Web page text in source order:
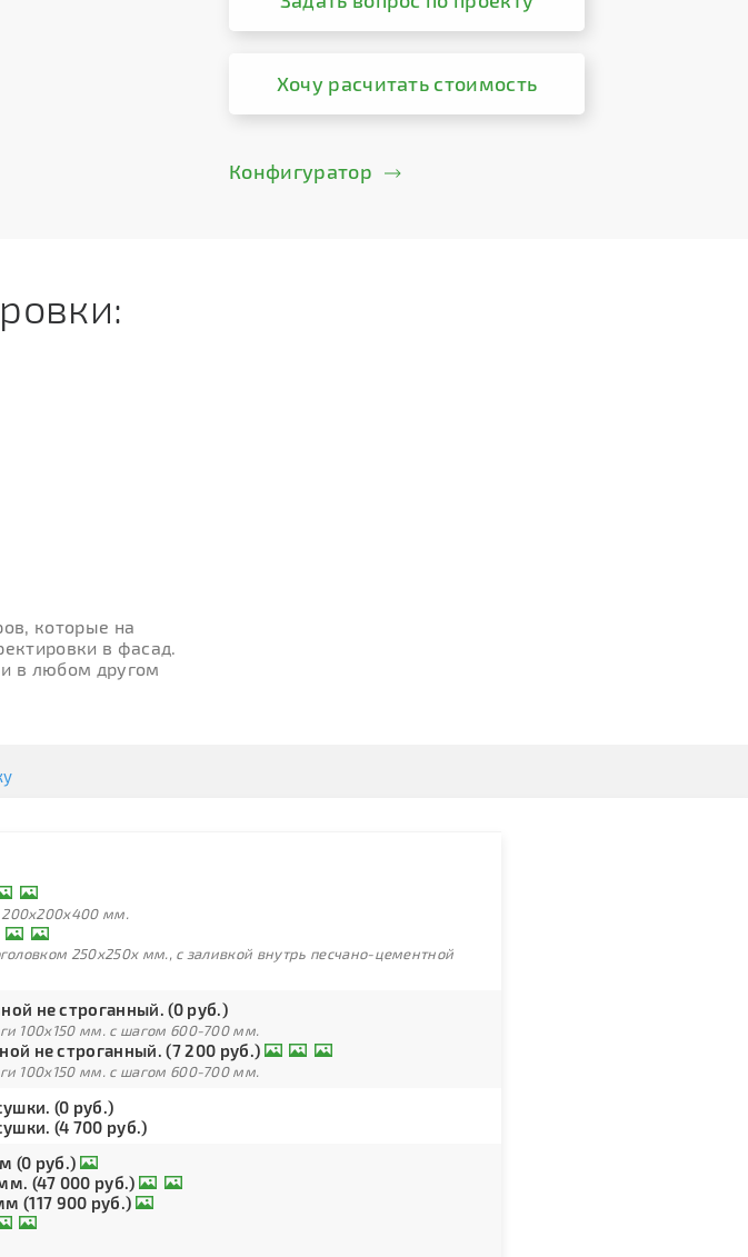
Хочу расчитать стоимость
Конфигуратор
которые на
в фасад.
в любом другом
200х200х400 мм.
250х250х мм., с заливкой внутрь песчано-цементной
не строганный. (0 руб.)
100х150 мм. с шагом 600-700 мм.
не строганный. (7 200 руб.)
100х150 мм. с шагом 600-700 мм.
(0 руб.)
(4 700 руб.)
(0 руб.)
(47 000 руб.)
(117 900 руб.)